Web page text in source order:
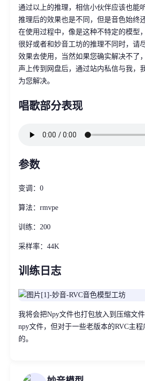
通过以上的推理，相信小伙伴应该也能
推理后的效果也是不同，但是音色始终
在使用过程中，像是这种不特定的模型
很好或者和妙音工坊的推理不同时，请
效果去使用，当然如果您确实解决不了
声上传到网盘后，通过站内私信与我，
为您解决。
唱歌部分表现
参数
变调：0
算法：rmvpe
训练：200
采样率：44K
训练日志
我将会把Npy文件也打包放入到压缩文
npy文件，但对于一些老版本的RVC主
的。